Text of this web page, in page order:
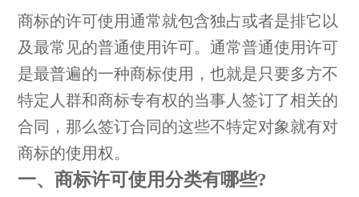
商标的许可使用通常就包含独占或者是排它以
及最常见的普通使用许可。通常普通使用许可
是最普遍的一种商标使用，也就是只要多方不
特定人群和商标专有权的当事人签订了相关的
合同，那么签订合同的这些不特定对象就有对
商标的使用权。
一、商标许可使用分类有哪些?